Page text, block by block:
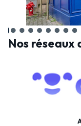
Nos réseaux